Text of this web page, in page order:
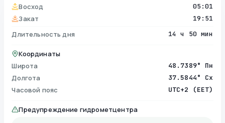
Восход
05:01
Закат 19:51
Длительность дня 14 ч 50 мин
Координаты
Широта
48.7389° Пн
Долгота 37.5844° Сх
Часовой пояс UTC+2 (EET)
Предупреждение гидрометцентра